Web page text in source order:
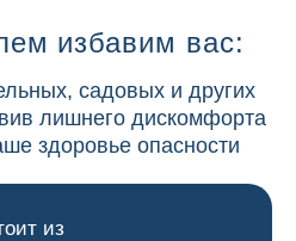
избавим вас:
садовых и других
лишнего дискомфорта
здоровье опасности
из